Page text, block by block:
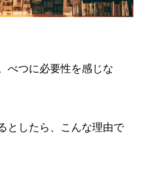
べつに必要性を感じな
としたら、こんな理由で